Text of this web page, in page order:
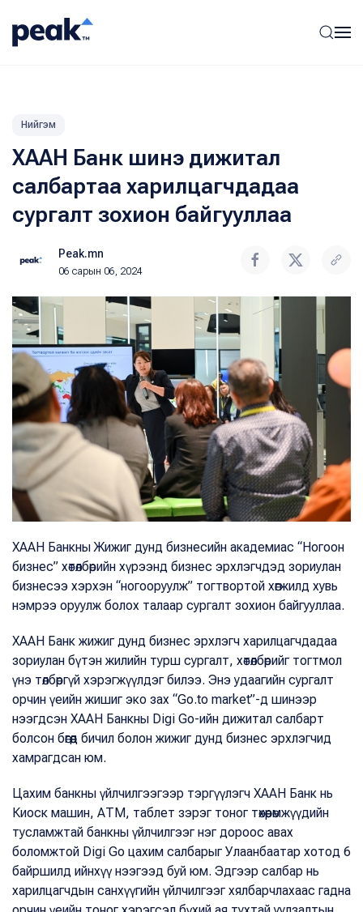
Нийгэм
ХААН Банк шинэ дижитал
салбартаа харилцагчдадаа
сургалт зохион байгууллаа
Peak.mn
06 сарын 06, 2024
ХААН Банкны Жижиг дунд бизнесийн академиас “Ногоон
бизнес” хөтөлбөрийн хүрээнд бизнес эрхлэгчдэд зориулан
бизнесээ хэрхэн “ногооруулж” тогтвортой хөгжилд хувь
нэмрээ оруулж болох талаар сургалт зохион байгууллаа.
ХААН Банк жижиг дунд бизнес эрхлэгч харилцагчдадаа
зориулан бүтэн жилийн турш сургалт, хөтөлбөрийг тогтмол
үнэ төлбөргүй хэрэгжүүлдэг билээ. Энэ удаагийн сургалт
орчин үеийн жишиг эко зах “Go.to market”-д шинээр
нээгдсэн ХААН Банкны Digi Go-ийн дижитал салбарт
болсон бөгөөд бичил болон жижиг дунд бизнес эрхлэгчид
хамрагдсан юм.
Цахим банкны үйлчилгээгээр тэргүүлэгч ХААН Банк нь
Киоск машин, АТМ, таблет зэрэг тоног төхөөрөмжүүдийн
тусламжтай банкны үйлчилгээг нэг дороос авах
боломжтой Digi Go цахим салбарыг Улаанбаатар хотод 6
байршилд ийнхүү нээгээд буй юм. Эдгээр салбар нь
харилцагчдын санхүүгийн үйлчилгээг хялбарчлахаас гадна